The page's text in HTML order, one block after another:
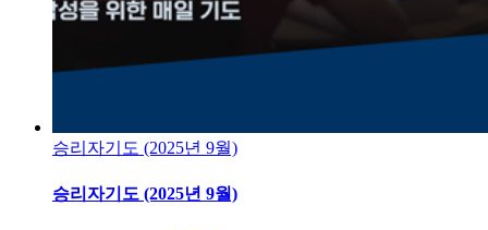
승리자기도 (2025년 9월)
승리자기도 (2025년 9월)